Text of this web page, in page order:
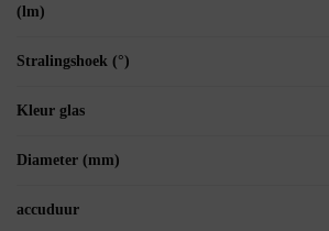
(lm)
Stralingshoek (°)
Kleur glas
Diameter (mm)
accuduur